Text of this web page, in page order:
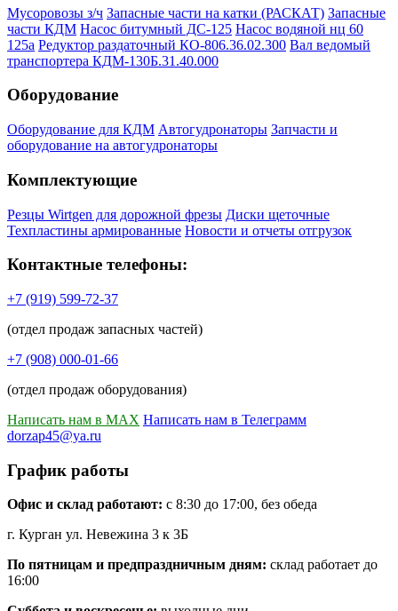
Мусоровозы з/ч Запасные части на катки (РАСКАТ) Запасные
части КДМ Насос битумный ДС-125 Насос водяной нц 60
125а Редуктор раздаточный КО-806.36.02.300 Вал ведомый
транспортера КДМ-130Б.31.40.000
Оборудование
Оборудование для КДМ Автогудронаторы Запчасти и
оборудование на автогудронаторы
Комплектующие
Резцы Wirtgen для дорожной фрезы Диски щеточные
Техпластины армированные Новости и отчеты отгрузок
Контактные телефоны:
+7 (919) 599-72-37
(отдел продаж запасных частей)
+7 (908) 000-01-66
(отдел продаж оборудования)
Написать нам в MAX Написать нам в Телеграмм
dorzap45@ya.ru
График работы
Офис и склад работают: с 8:30 до 17:00, без обеда
г. Курган ул. Невежина 3 к 3Б
По пятницам и предпраздничным дням: склад работает до
16:00